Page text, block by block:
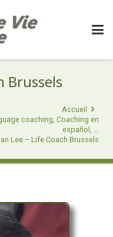
Brussels
Accueil
coaching, Coaching en
español, …
Lee – Life Coach Brussels